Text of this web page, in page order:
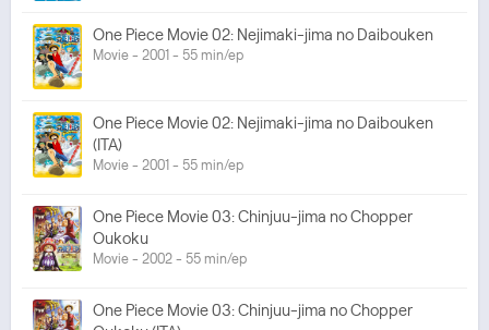
One Piece Movie 02: Nejimaki-jima no Daibouken
Movie - 2001 - 55 min/ep
One Piece Movie 02: Nejimaki-jima no Daibouken
(ITA)
Movie - 2001 - 55 min/ep
One Piece Movie 03: Chinjuu-jima no Chopper
Oukoku
Movie - 2002 - 55 min/ep
One Piece Movie 03: Chinjuu-jima no Chopper